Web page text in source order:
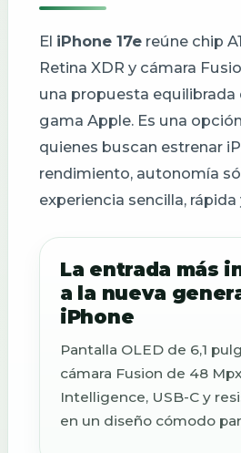
El iPhone 17e reúne chip
Retina XDR y cámara
una propuesta equilibrada
gama Apple. Es una
quienes buscan estrenar
rendimiento, autonomía
experiencia sencilla, rápida
La entrada más
a la nueva
iPhone
Pantalla OLED de 6,1
cámara Fusion de 48
Intelligence, USB-C y
en un diseño cómodo